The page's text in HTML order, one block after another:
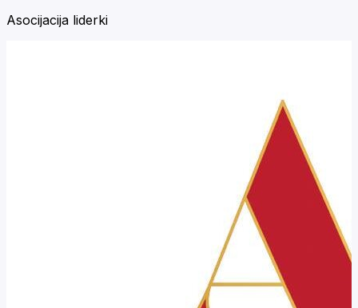
Asocijacija liderki